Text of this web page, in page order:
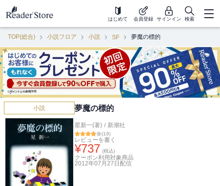
はじめて 会員登録 サインイン 検索
TOP(総合) 小説フロア 小説 SF 夢魔の標的
小説 夢魔の標的
星新一(著) / 新潮社
(19)
レビューを書く
¥737 (税込)
クーポン利用対象商品
2012年07月27日 配信